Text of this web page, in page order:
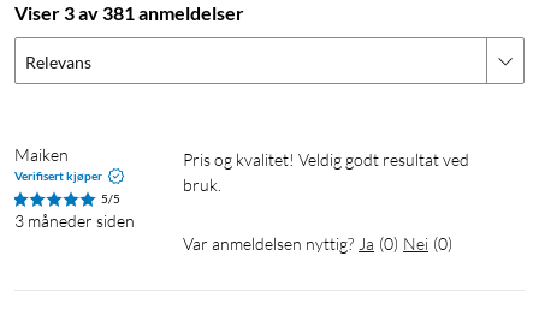
Viser 3 av 381 anmeldelser
Relevans
Maiken
Verifisert kjøper
5/5
3 måneder siden
Pris og kvalitet! Veldig godt resultat ved
bruk.
Var anmeldelsen nyttig? Ja (0) Nei (0)